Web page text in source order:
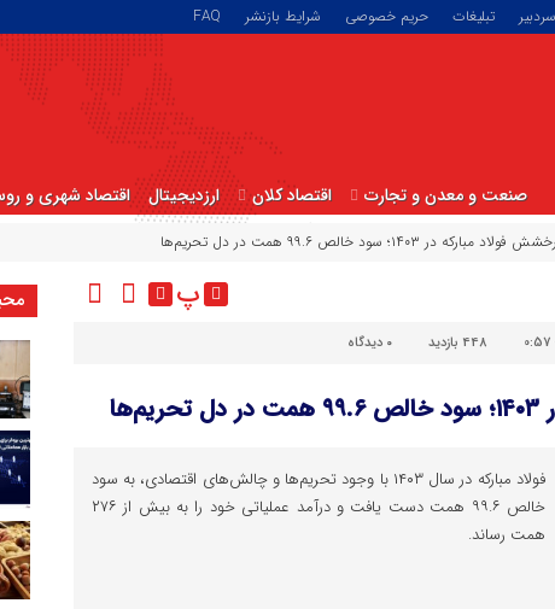
تبلیغات حریم خصوصی شرایط بازنشر FAQ
صنعت و معدن و تجارت اقتصاد کلان ارزدیجیتال اقتصاد شهری و
فولاد مبارکه در ۱۴۰۳؛ سود خالص ۹۹.۶ همت در دل تحریم‌ها
پ
448 بازدید ۰ دیدگاه
فولاد مبارکه در سال ۱۴۰۳ با وجود تحریم‌ها و چالش‌های اقتصادی، به سود
خالص ۹۹.۶ همت دست یافت و درآمد عملیاتی خود را به بیش از ۲۷۶
همت رساند.